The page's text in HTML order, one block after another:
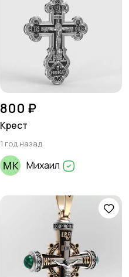
800 ₽
Крест
1 год назад
Михаил